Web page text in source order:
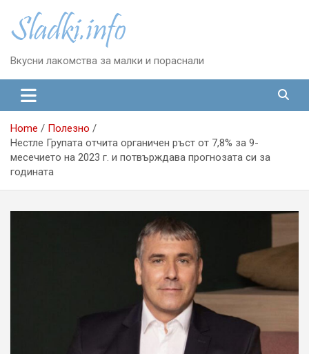
content
Вкусни лакомства за малки и пораснали
Home
Полезно
Нестле Групата отчита органичен ръст от 7,8% за 9-
месечието на 2023 г. и потвърждава прогнозата си за
годината